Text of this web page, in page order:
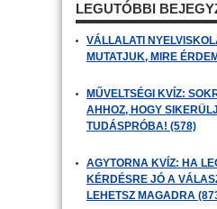
LEGUTÓBBI
VÁLLALATI
MUTATJUK, MIRE
MŰVELTSÉGI KVÍZ:
AHHOZ, HOGY
TUDÁSPRÓBA! (578)
AGYTORNA KVÍZ: HA
KÉRDÉSRE JÓ A
LEHETSZ MAGADRA